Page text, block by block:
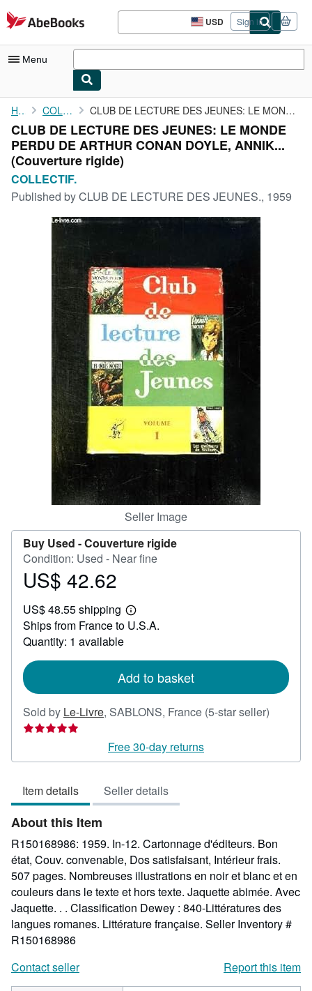
Skip to main content
AbeBooks.com USD
Site
shopping
Sign in
Menu
My Account
My Purchases
Advanced Search
Browse Collections
Art & Collectibles
Textbooks
Start Selling
CLOSE
Home COLLECTIF. CLUB DE LECTURE DES JEUNES: LE MONDE PERDU DE ARTHUR CONAN DOYLE...
CLUB DE LECTURE DES JEUNES: LE MONDE
PERDU DE ARTHUR CONAN DOYLE, ANNIK...
(Couverture rigide)
COLLECTIF.
Published byCLUB DE LECTURE DES JEUNES., 1959
Seller Image
Buy Used -Couverture rigide
Condition: Used - Near fine
Price
42.62
US$ 42.62
US$ 48.55 shipping
Learn
more
Ships from France to U.S.A.
Quantity: 1 available
Add to basket
Sold by Le-Livre, SABLONS, France (5-star seller)
out
Free 30-day returns
Item details Seller details
About this Item
R150168986: 1959. In-12. Cartonnage d'éditeurs. Bon
état, Couv. convenable, Dos satisfaisant, Intérieur frais.
507 pages. Nombreuses illustrations en noir et blanc et en
couleurs dans le texte et hors texte. Jaquette abimée. Avec
Jaquette. . . Classification Dewey : 840-Littératures des
langues romanes. Littérature française. Seller Inventory #
R150168986
Contact seller
Report this item